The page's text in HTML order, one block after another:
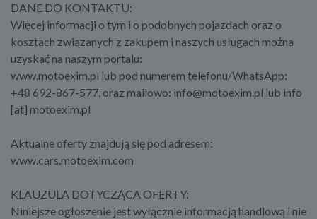
DANE DO KONTAKTU:
Więcej informacji o tym i o podobnych pojazdach oraz o
kosztach związanych z zakupem i naszych usługach można
uzyskać na naszym portalu:
www.motoexim.pl lub pod numerem telefonu/WhatsApp:
+48 692-867-577, oraz mailowo: info@motoexim.pl lub info
[at] motoexim.pl
Aktualne oferty znajdują się pod adresem:
www.cars.motoexim.com
KLAUZULA DOTYCZĄCA OFERTY:
Niniejsze ogłoszenie jest wyłącznie informacją handlową i nie